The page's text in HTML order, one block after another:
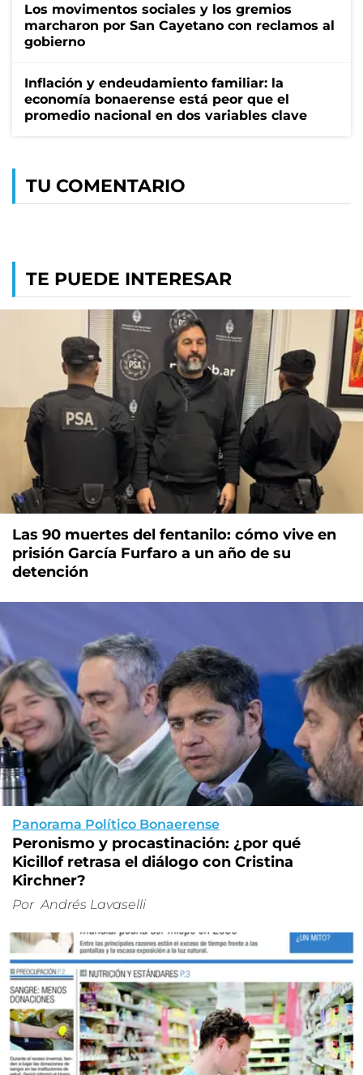
Los movimentos sociales y los gremios
marcharon por San Cayetano con reclamos al
gobierno
Inflación y endeudamiento familiar: la
economía bonaerense está peor que el
promedio nacional en dos variables clave
TU COMENTARIO
TE PUEDE INTERESAR
Las 90 muertes del fentanilo: cómo vive en
prisión García Furfaro a un año de su
detención
Panorama Político Bonaerense
Peronismo y procastinación: ¿por qué
Kicillof retrasa el diálogo con Cristina
Kirchner?
Por Andrés Lavaselli